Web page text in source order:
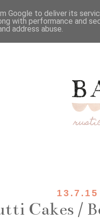
13.7.15
Cakes /
Google to deliver its
with performance and
address abuse.